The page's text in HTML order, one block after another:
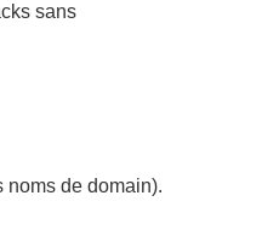
sans
noms de domain).